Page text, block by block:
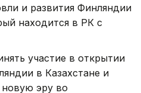
и развития Финляндии
находится в РК с
участие в открытии
в Казахстане и
эру во